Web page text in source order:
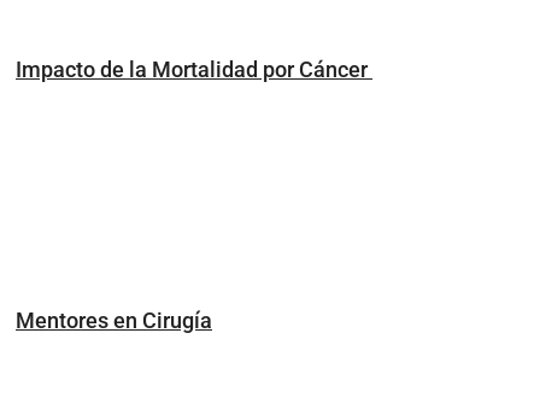
Impacto de la Mortalidad por Cáncer
Mentores en Cirugía